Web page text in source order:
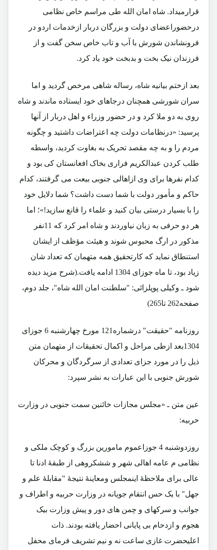
قرارمیداد. شاه امان الله طی مراسم خاص نظامی
درحضوراعضای دولت و بزرگان دربار ازخدمات اردو در
فرونشاندن شورش با آب و تاب خاص سخن گفت و از
فرزندان نیک بخت و بدبخت خود یاد کرد.
بعد ازختم بیانیه شاه، رساله شاهی مرخص گردید و اما
سران شورشی همچنان درجاهای خود ایستاده ماندند و شاه
روی به دو ملا کرد و در حضور وزراء و اهل دربار از آنها
پرسید: «درنظامات دولت چه اعتراضات داشتید و چگونه
مردم را و به چه مقصد تحریک به بغاوت کردید، واسطه
طلب کردن عبدالکریم فراری بخاک افغانستان کی بود و
کدام نفرها برای وی ازاهالی جنوبی بیعت می گرفتند، کدام
حاکم و مأمور دولت با شما دست داشت؟ شما دلایل خود
را با بسیار درستی بیان کنید و علماء را قانع سازید!»؛ اما
هر دو حرفی به زبان نیاوردند و شاه امر کرد که 11نفر
مذکور در ارگ محبوس شوند و هیئت مؤظف از ایشان
استنطاق نماید که کارتحقیق همه متهمان که تعداد شان
زیاد بود، تا ماه جوزای 1304 ادامه یافت.(شرح مزید دیده
شود ـ وکیلی پوپلزائی: "سلطنت امان الله شاه"، جلد دوم،
صفحه262 تا265)
روزنامه "حقیقت" درشماره121 مورخ چهارشنبه 6 جوزای
1304بعد ازطی مراحل و اکمال تحقیقات از متهمان متن
ذیل را در مورد جزای تعدادی از سرگردگان و محرکان
شورش جنوبی با این عبارات به نشر سپرد:
عین متن ـ «مجلس مجازات خائنین سمت جنوبی در وزارت
حربیه:
روزدوشنبه 4 جوزاعموم مامورین بزرگ و کوچک ملکی و
نظامی م عامه اهالی شهر و ششکروهی از طبقۀ ادنا تا
عالی برای ملاحظۀ اینمجلس ومعاینۀ نتیجۀ "مقابلۀ علم و
جهل" با یک حس انتقام جویانه در وزارت حربیه و اطراف و
جوانب و سرکهای و چمن های دور و پیش وزارت بیک
هجوم و ازدحام بی پایانی احضار یافته بودند. ذات
اعلیحضرت غازی ساعت نه و نیم تشریف فرمای محفل